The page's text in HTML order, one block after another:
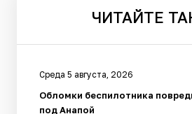
ЧИТАЙТЕ
Среда 5 августа, 2026
Обломки беспилотника
под Анапой